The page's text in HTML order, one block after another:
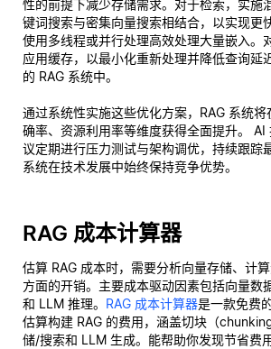
性的前提下减少存储需求。对于检索，实施
键词搜索与密集向量搜索相结合，以实现更
使用多线程或并行处理高效处理大量嵌入。
应用缓存，以最小化重新处理并降低查询延
的 RAG 系统中。
通过系统性实施这些优化方案，RAG 系统
确率、资源利用率等维度获得全面提升。 AI
议定期进行压力测试与架构调优，持续跟踪
系统在技术发展中始终保持竞争优势。
RAG 成本计算器
估算 RAG 成本时，需要分析向量存储、计
方面的开销。主要成本驱动因素包括向量数
和 LLM 推理。 RAG 成本计算器是一款免费
估算构建 RAG 的费用，涵盖切块（
储/搜索和 LLM 生成。能帮助你发现节省费